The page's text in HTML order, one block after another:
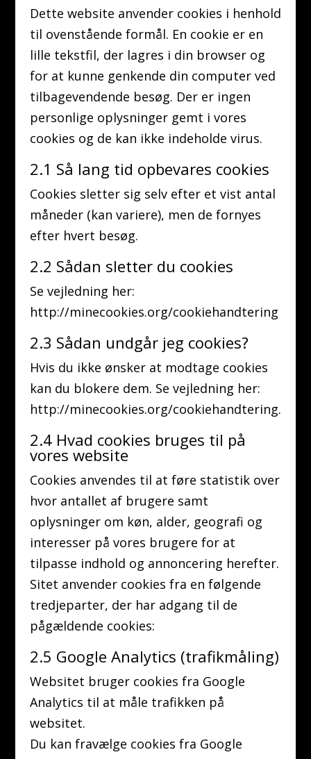
Dette website anvender cookies i henhold
til ovenstående formål. En cookie er en
lille tekstfil, der lagres i din browser og
for at kunne genkende din computer ved
tilbagevendende besøg. Der er ingen
personlige oplysninger gemt i vores
cookies og de kan ikke indeholde virus.
2.1 Så lang tid opbevares cookies
Cookies sletter sig selv efter et vist antal
måneder (kan variere), men de fornyes
efter hvert besøg.
2.2 Sådan sletter du cookies
Se vejledning her:
http://minecookies.org/cookiehandtering
2.3 Sådan undgår jeg cookies?
Hvis du ikke ønsker at modtage cookies
kan du blokere dem. Se vejledning her:
http://minecookies.org/cookiehandtering.
2.4 Hvad cookies bruges til på
vores website
Cookies anvendes til at føre statistik over
hvor antallet af brugere samt
oplysninger om køn, alder, geografi og
interesser på vores brugere for at
tilpasse indhold og annoncering herefter.
Sitet anvender cookies fra en følgende
tredjeparter, der har adgang til de
pågældende cookies:
2.5 Google Analytics (trafikmåling)
Websitet bruger cookies fra Google
Analytics til at måle trafikken på
websitet.
Du kan fravælge cookies fra Google